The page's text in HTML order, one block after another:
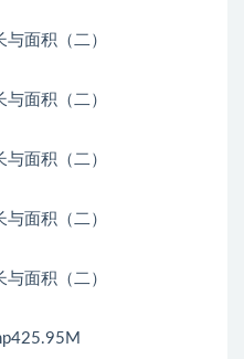
面积（二）
面积（二）
面积（二）
面积（二）
面积（二）